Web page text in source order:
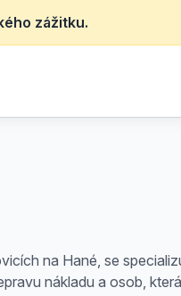
zážitku.
na Hané, se
nákladu a osob,